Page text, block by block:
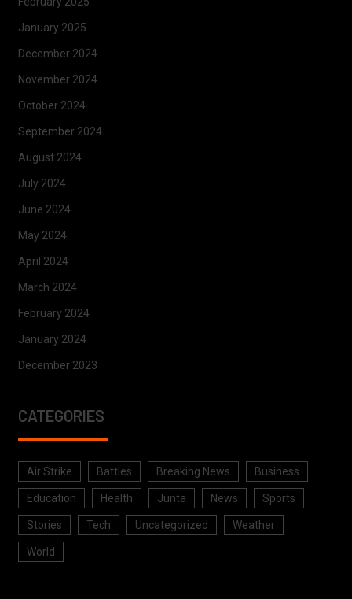
January 2025
December 2024
November 2024
October 2024
September 2024
August 2024
July 2024
June 2024
May 2024
April 2024
March 2024
February 2024
January 2024
December 2023
CATEGORIES
Air Strike Battles Breaking News Business
Education Health Junta News Sports
Stories Tech Uncategorized Weather
World